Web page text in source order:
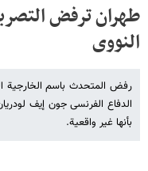
طهران ترفض
النووی
رفض المتحدث باسم الخارجیة
الدفاع الفرنسی جون إیف
بأنها غیر واقعیة.